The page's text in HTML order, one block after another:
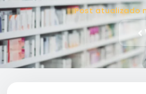
Post atualizado